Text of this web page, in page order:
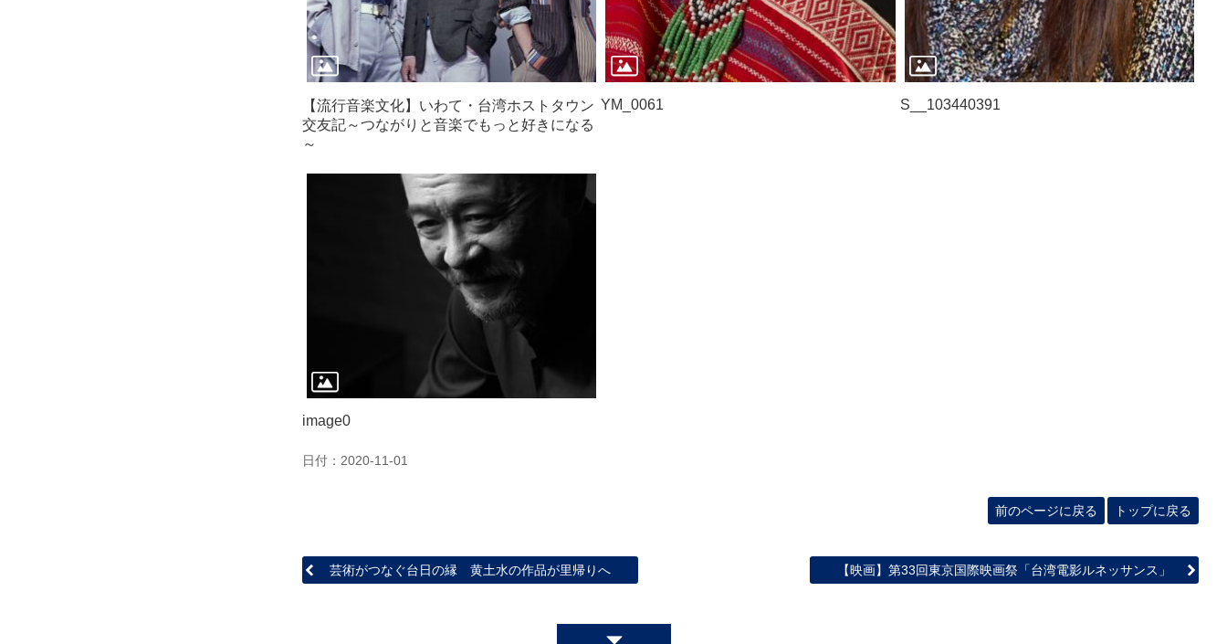
【流行音楽文化】いわて・台湾ホストタウン
交友記～つながりと音楽でもっと好きになる
～
YM_0061 S__103440391
image0
日付：2020-11-01
前のページに戻る トップに戻る
芸術がつなぐ台日の縁 黄土水の作品が里帰りへ 【映画】第33回東京国際映画祭「台湾電影ルネッサンス」